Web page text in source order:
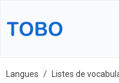
Langues Listes de